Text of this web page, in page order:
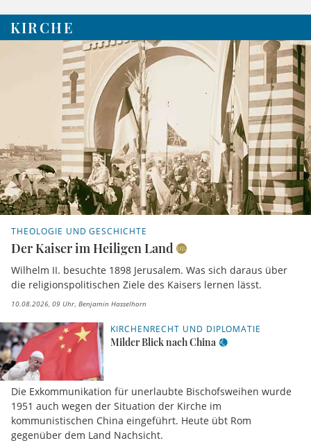
KIRCHE
THEOLOGIE UND GESCHICHTE
Der Kaiser im Heiligen Land
Wilhelm II. besuchte 1898 Jerusalem. Was sich daraus über
die religionspolitischen Ziele des Kaisers lernen lässt.
10.08.2026, 09 Uhr Benjamin Hasselhorn
KIRCHENRECHT UND DIPLOMATIE
Milder Blick nach China
Die Exkommunikation für unerlaubte Bischofsweihen wurde
1951 auch wegen der Situation der Kirche im
kommunistischen China eingeführt. Heute übt Rom
gegenüber dem Land Nachsicht.